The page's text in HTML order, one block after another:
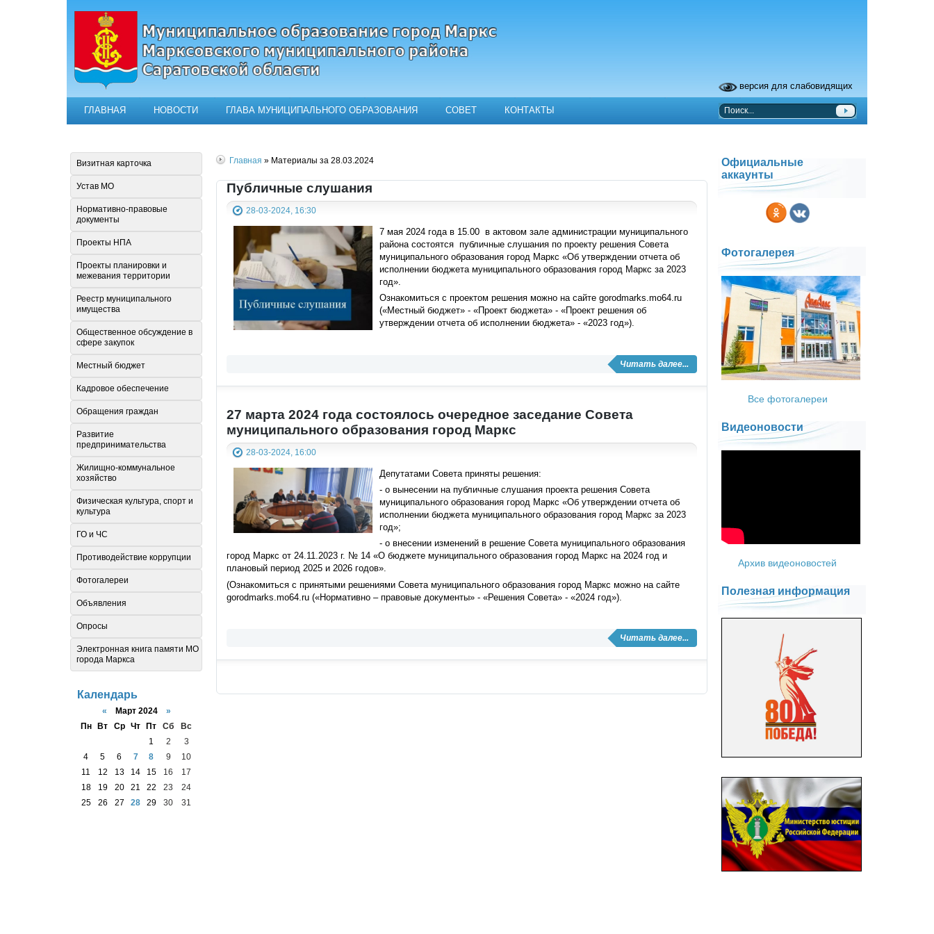
Официальный сайт муниципального образования город Маркс
версия для слабовидящих
ГЛАВНАЯ НОВОСТИ ГЛАВА МУНИЦИПАЛЬНОГО ОБРАЗОВАНИЯ СОВЕТ КОНТАКТЫ
Главная » Материалы за 28.03.2024
Публичные слушания
28-03-2024, 16:30
7 мая 2024 года в 15.00 в актовом зале администрации муниципального
района состоятся публичные слушания по проекту решения Совета
муниципального образования город Маркс «Об утверждении отчета об
исполнении бюджета муниципального образования город Маркс за 2023
год».
Ознакомиться с проектом решения можно на сайте gorodmarks.mo64.ru
(«Местный бюджет» - «Проект бюджета» - «Проект решения об
утверждении отчета об исполнении бюджета» - «2023 год»).
Читать далее...
27 марта 2024 года состоялось очередное заседание Совета
муниципального образования город Маркс
28-03-2024, 16:00
Депутатами Совета приняты решения:
- о вынесении на публичные слушания проекта решения Совета
муниципального образования город Маркс «Об утверждении отчета об
исполнении бюджета муниципального образования город Маркс за 2023
год»;
- о внесении изменений в решение Совета муниципального образования
город Маркс от 24.11.2023 г. № 14 «О бюджете муниципального образования город Маркс на 2024 год и
плановый период 2025 и 2026 годов».
(Ознакомиться с принятыми решениями Совета муниципального образования город Маркс можно на сайте
gorodmarks.mo64.ru («Нормативно – правовые документы» - «Решения Совета» - «2024 год»).
Читать далее...
Официальные
аккаунты
Фотогалерея
Все фотогалереи
Видеоновости
Архив видеоновостей
Полезная информация
Визитная карточка
Устав МО
Нормативно-правовые
документы
Проекты НПА
Проекты планировки и
межевания территории
Реестр муниципального
имущества
Общественное обсуждение в
сфере закупок
Местный бюджет
Кадровое обеспечение
Обращения граждан
Развитие
предпринимательства
Жилищно-коммунальное
хозяйство
Физическая культура, спорт и
культура
ГО и ЧС
Противодействие коррупции
Фотогалереи
Объявления
Опросы
Электронная книга памяти МО
города Маркса
Календарь
« Март 2024 »
Пн
Вт Ср Чт Пт Сб
Вс
1
2
3
4
5 6 7 8 9
10
11
12 13 14 15 16
17
18
19 20 21 22 23
24
25
26 27 28 29 30 31